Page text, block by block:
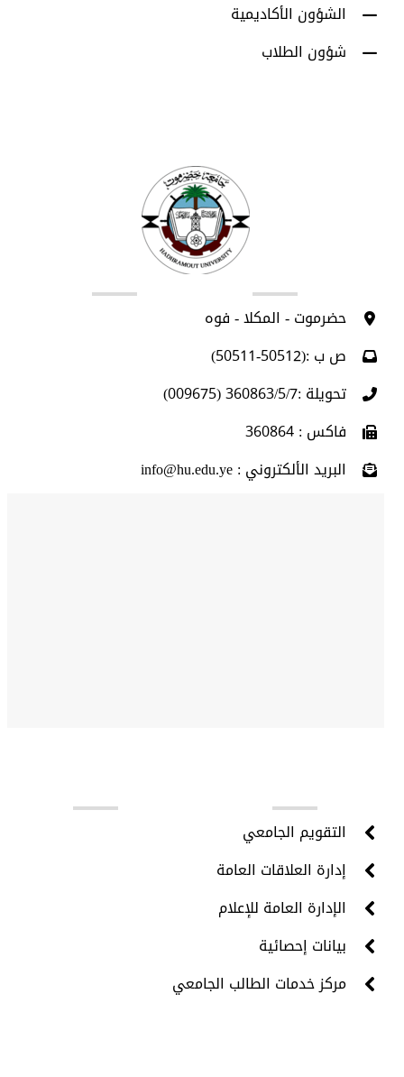
الشؤون الأكاديمية
شؤون الطلاب
حضرموت - المكلا - فوه
ص ب :(50512-50511)
تحويلة :360863/5/7 (009675)
فاكس : 360864
البريد الألكتروني : info@hu.edu.ye
التقويم الجامعي
إدارة العلاقات العامة
الإدارة العامة للإعلام
بيانات إحصائية
مركز خدمات الطالب الجامعي